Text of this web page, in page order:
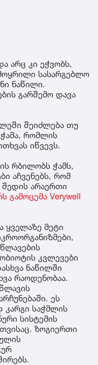
არც კი ეჭვობს,
სასარგებლო
ნაწილი.
გარშემო დავა
შეიძლება თუ
რომლის
იწვევს.
რბილობს ჭამს,
აჩვენებს, რომ
არაერთი
გამოცემა Verywell
ყველაზე მეტი
კვლევები
ნაწილში
რაოდენობაა.
ეს
კარგი საჭმლის
სისტემის
ზოგიერთი